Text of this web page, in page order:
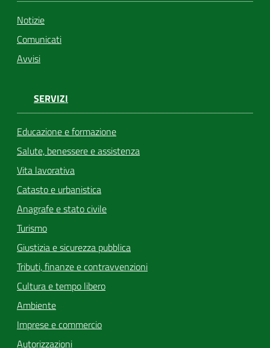
Notizie
Comunicati
Avvisi
SERVIZI
Educazione e formazione
Salute, benessere e assistenza
Vita lavorativa
Catasto e urbanistica
Anagrafe e stato civile
Turismo
Giustizia e sicurezza pubblica
Tributi, finanze e contravvenzioni
Cultura e tempo libero
Ambiente
Imprese e commercio
Autorizzazioni